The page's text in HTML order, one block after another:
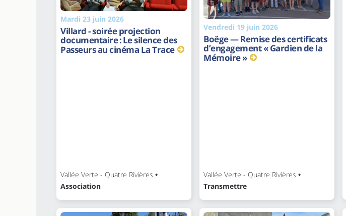
Mardi 23 juin 2026
Villard - soirée projection
documentaire : Le silence des
Passeurs au cinéma La Trace
Vallée Verte - Quatre Rivières •
Association
Vendredi 19 juin 2026
Boëge — Remise des certificats
d’engagement « Gardien de la
Mémoire »
Vallée Verte - Quatre Rivières •
Transmettre